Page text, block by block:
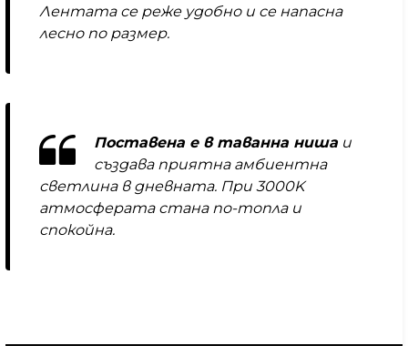
Лентата се реже удобно и се напасна
лесно по размер.
Поставена е в таванна ниша и
създава приятна амбиентна
светлина в дневната. При 3000K
атмосферата стана по-топла и
спокойна.